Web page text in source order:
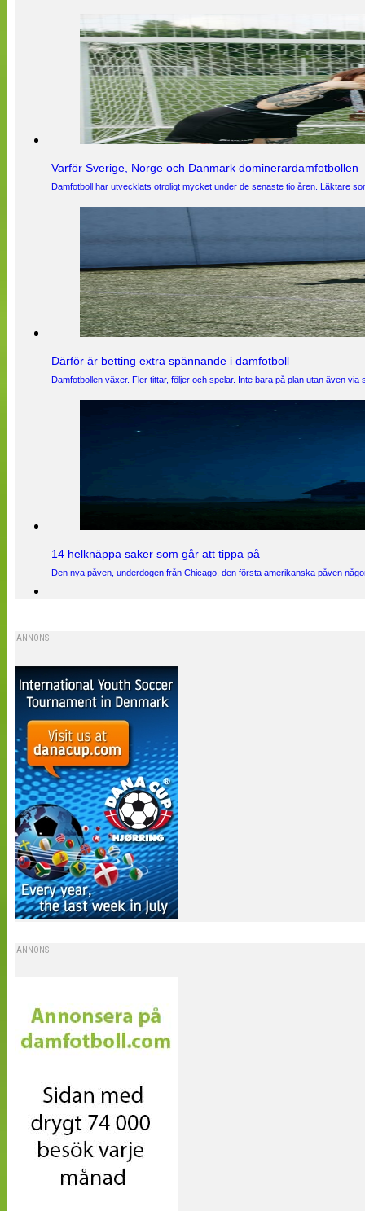
Varför Sverige, Norge och Danmark dominerardamfotbollen
Damfotboll har utvecklats otroligt mycket under de senaste tio åren. Läktare
Därför är betting extra spännande i damfotboll
Damfotbollen växer. Fler tittar, följer och spelar. Inte bara på plan utan även
14 helknäppa saker som går att tippa på
Den nya påven, underdogen från Chicago, den första amerikanska påven
ANNONS
ANNONS